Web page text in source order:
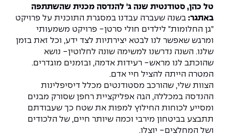
טל כהן, סטודנטית שנה ג' להנדסה מכנית שהשתתפה
באתגר: בשנה שעברה עבדנו במסגרת התוכנית על פרויקט
"גן החלומות" לילדים חולי סרטן- פרויקט משמעותי
ומרגש שאפשר לנו לבטא יצירתיות לצד ידע, וכל זאת בזמן
שלנו. השנה נדרשנו למשימה שונה לחלוטין- נושא
שהוכתב לנו מראש- רעידות אדמה, ובזמנים מוגדרים.
המטרה הייתה להציל חיי אדם.
הצוות שלי, שהורכב מסטודנטים מכלל דיסיפלינות
ההנדסה במכללה, הגה אפליקציית רחפן שסורק מבנים
ומסייע לכוחות החילוץ למפות את שטח כך שעבודתם
תתבצע בביטחון מירבי וכמה שיותר חיים, של הלכודים
ושל המחלצים- יוצלו.
סמסטר ראשון בתיכון